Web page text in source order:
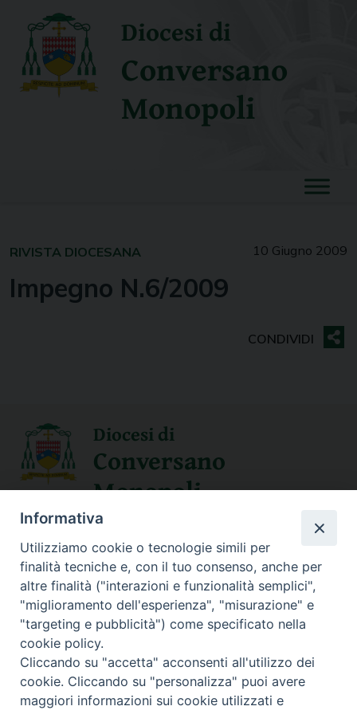
content
Diocesi di
Conversano
Monopoli
10 Giugno 2009
RIVISTA DIOCESANA
Impegno N.6/2009
Diocesi di
Conversano
Monopoli
SEGUICI SU
Contatti
Sede Curia
70014 CONVERSANO (BA) – Via San Benedetto, 1
E-mail: curia@conversano.chiesacattolica.it
Informativa
Utilizziamo cookie o tecnologie simili per
finalità tecniche e, con il tuo consenso, anche per
altre finalità ("interazioni e funzionalità semplici",
"miglioramento dell'esperienza", "misurazione" e
"targeting e pubblicità") come specificato nella
cookie policy.
Cliccando su "accetta" acconsenti all'utilizzo dei
cookie. Cliccando su "personalizza" puoi avere
maggiori informazioni sui cookie utilizzati e